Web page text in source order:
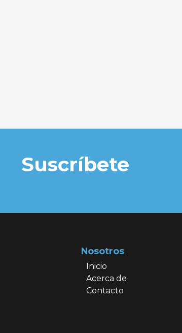
Suscríbete
Nosotros
Inicio
Acerca de
Contacto